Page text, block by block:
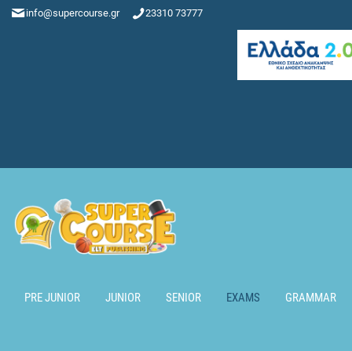
info@supercourse.gr 23310 73777
PRE JUNIOR JUNIOR SENIOR EXAMS GRAMMAR